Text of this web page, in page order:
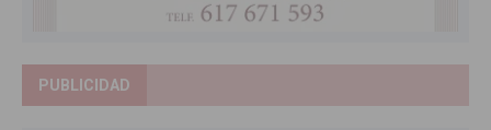
PUBLICIDAD